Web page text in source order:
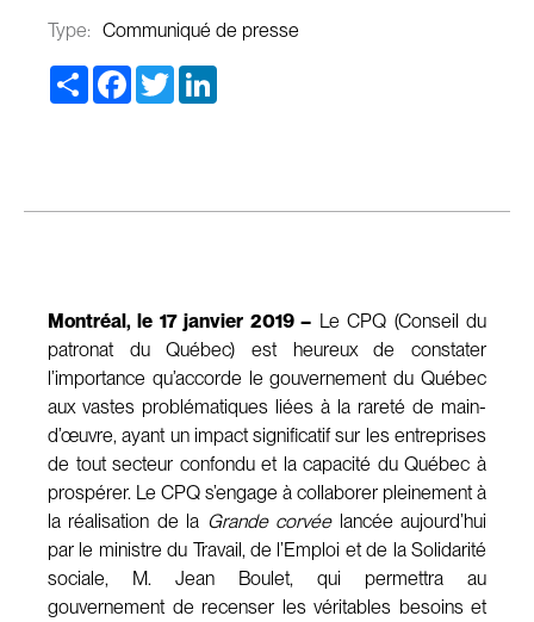
Type: Communiqué de presse
Share Facebook
Twitter
Montréal, le 17 janvier 2019 – Le CPQ (Conseil du
patronat du Québec) est heureux de constater
l’importance qu’accorde le gouvernement du Québec
aux vastes problématiques liées à la rareté de main-
d’œuvre, ayant un impact significatif sur les entreprises
de tout secteur confondu et la capacité du Québec à
prospérer. Le CPQ s’engage à collaborer pleinement à
la réalisation de la Grande corvéelancée aujourd’hui
par le ministre du Travail, de l’Emploi et de la Solidarité
sociale, M. Jean Boulet, qui permettra au
gouvernement de recenser les véritables besoins et